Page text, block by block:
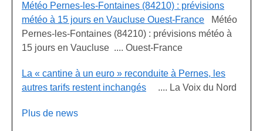
Météo Pernes-les-Fontaines (84210) : prévisions
météo à 15 jours en Vaucluse Ouest-France Météo
Pernes-les-Fontaines (84210) : prévisions météo à
15 jours en Vaucluse .... Ouest-France
La « cantine à un euro » reconduite à Pernes, les
autres tarifs restent inchangés .... La Voix du Nord
Plus de news